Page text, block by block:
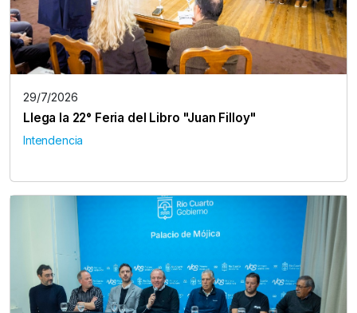
29/7/2026
Llega la 22° Feria del Libro "Juan Filloy"
Intendencia